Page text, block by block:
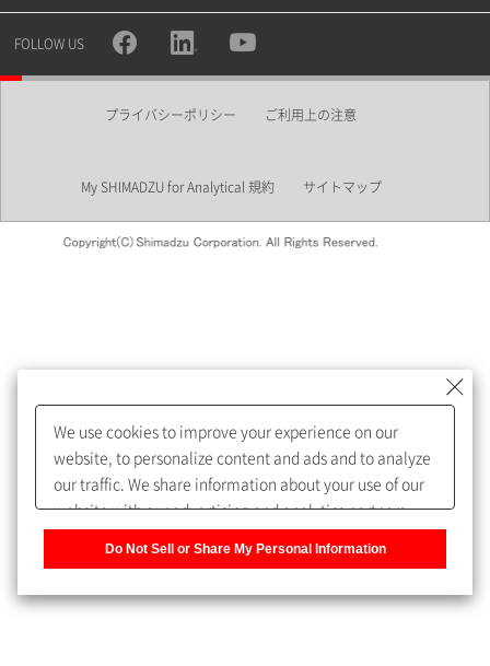
所属部署
めします。
My SHIMADZU for Analyticalへ登録いただくと、技術情報や
取扱説明書・Webinarなどの閲覧ができます。
うになります。
FOLLOW US
プライバシーポリシー ご利用上の注意
My SHIMADZU for Analytical 規約 サイトマップ
We use cookies to improve your experience on our
website, to personalize content and ads and to analyze
our traffic. We share information about your use of our
website with our advertising and analytics partners,
Do Not Sell or Share My Personal Information